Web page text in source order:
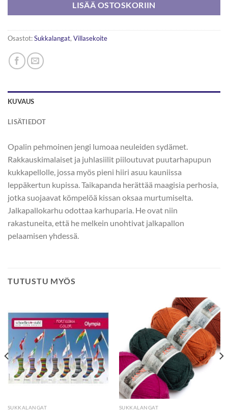
LISÄÄ OSTOSKORIIN
Osastot:Sukkalangat, Villasekoite
KUVAUS
LISÄTIEDOT
Opalin pehmoinen jengi lumoaa neuleiden sydämet.
Rakkauskimalaiset ja juhlasiilit piiloutuvat puutarhapupun
kukkapellolle, jossa myös pieni hiiri asuu kauniissa
leppäkertun kupissa. Taikapanda herättää maagisia perhosia,
jotka suojaavat kömpelöä kissan oksaa murtumiselta.
Jalkapallokarhu odottaa karhuparia. He ovat niin
rakastuneita, että he melkein unohtivat jalkapallon
pelaamisen yhdessä.
TUTUSTU MYÖS
SUKKALANGAT SUKKALANGAT